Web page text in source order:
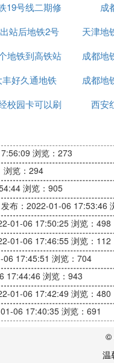
车站
路形成直接换乘
天津地铁3号线志
铁6号线(在建)、天
铁6号线(在建)肿瘤
19号线二期修
好了吗
成
站后地铁2号
线
天津地
地铁到高铁站 成都地
丰好久通地铁 成都地
校园卡可以刷
西安
浏览：273
浏览：294
浏览：905
发布：2022-01-06 17:53:46
01-06 17:50:25 浏览：498
01-06 17:46:55 浏览：112
17:45:51 浏览：704
17:44:46 浏览：943
01-06 17:42:49 浏览：480
06 17:40:35 浏览：691
©
温